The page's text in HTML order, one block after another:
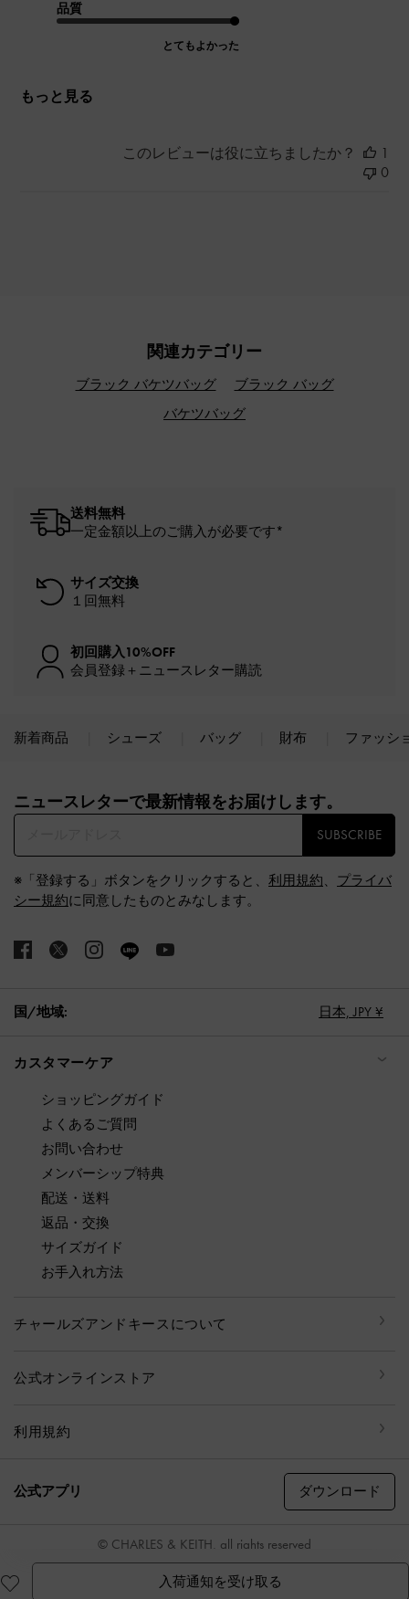
入荷通知を受け取る
品質
とてもよかった
もっと見る
このレビューは役に立ちましたか？
1
0
関連カテゴリー
ブラック バケツバッグ
ブラック バッグ
バケツバッグ
送料無料
一定金額以上のご購入が必要です*
サイズ交換
１回無料
初回購入10%OFF
会員登録＋ニュースレター購読
新着商品 シューズ バッグ 財布 ファッシ
ニュースレターで最新情報をお届けします。​
SUBSCRIBE
※「登録する」ボタンをクリックすると、 利用規約、 プライバ
シー規約に同意したものとみなします。
国/地域: 日本, JPY ¥
カスタマーケア
ショッピングガイド
よくあるご質問
お問い合わせ
メンバーシップ特典
配送・送料
返品・交換
サイズガイド
お手入れ方法
チャールズアンドキースについて
公式オンラインストア
利用規約
公式アプリ ダウンロード
© CHARLES & KEITH, all rights reserved